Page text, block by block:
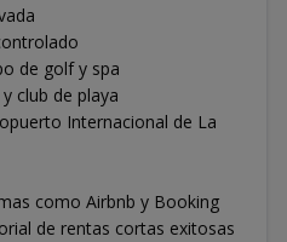
de golf y spa
club de playa
Internacional de La
como Airbnb y Booking
de rentas cortas exitosas